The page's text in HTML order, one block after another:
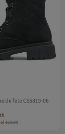
de fete CS5819-06
118,99